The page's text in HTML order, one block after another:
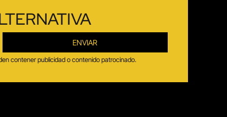
ENVIAR
contener publicidad o contenido patrocinado.